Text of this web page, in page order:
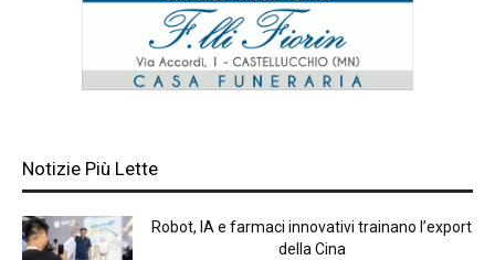
Notizie Più Lette
Robot, IA e farmaci innovativi trainano l’export
della Cina